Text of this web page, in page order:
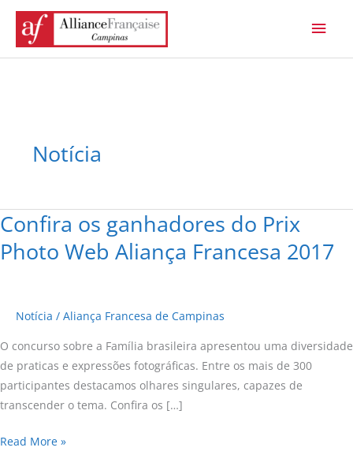
para
Notícia
Confira os ganhadores do Prix
Photo Web Aliança Francesa 2017
Notícia / Aliança Francesa de Campinas
O concurso sobre a Família brasileira apresentou uma diversidade
de praticas e expressões fotográficas. Entre os mais de 300
participantes destacamos olhares singulares, capazes de
transcender o tema. Confira os […]
Confira
ganhadores
Photo
Francesa
2017
Read More »